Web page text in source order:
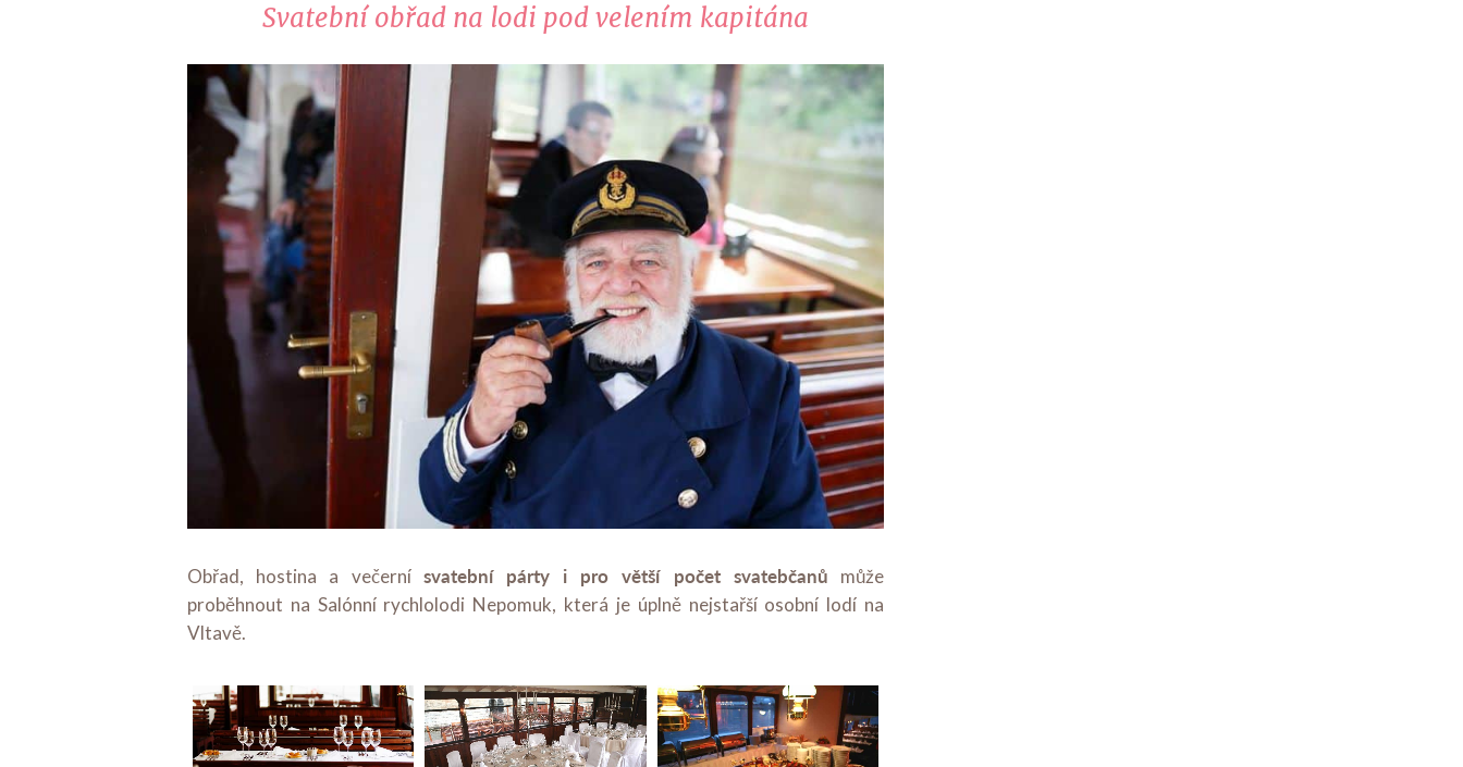
Svatební obřad na lodi pod velením kapitána
Obřad, hostina a večerní svatební párty i pro větší počet svatebčanů může
proběhnout na Salónní rychlolodi Nepomuk, která je úplně nejstařší osobní lodí na
Vltavě.